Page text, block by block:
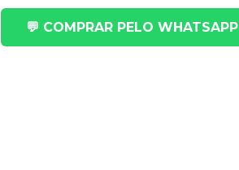
💬 COMPRAR PELO WHATSAPP